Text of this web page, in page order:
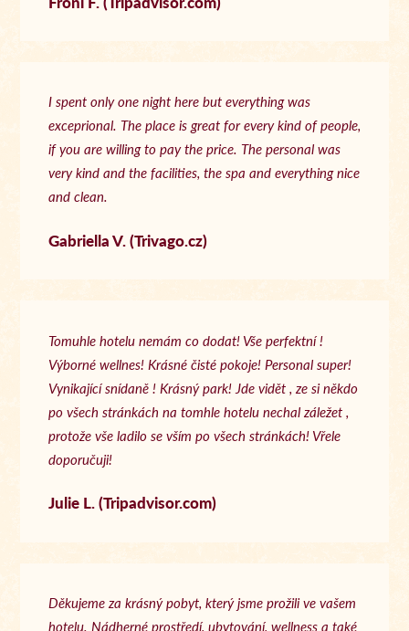
I spent only one night here but everything was
exceprional. The place is great for every kind of people,
if you are willing to pay the price. The personal was
very kind and the facilities, the spa and everything nice
and clean.
Gabriella V. (Trivago.cz)
Tomuhle hotelu nemám co dodat! Vše perfektní !
Výborné wellnes! Krásné čisté pokoje! Personal super!
Vynikající snídaně ! Krásný park! Jde vidět , ze si někdo
po všech stránkách na tomhle hotelu nechal záležet ,
protože vše ladilo se vším po všech stránkách! Vřele
doporučuji!
Julie L. (Tripadvisor.com)
Děkujeme za krásný pobyt, který jsme prožili ve vašem
hotelu. Nádherné prostředí, ubytování, wellness a také